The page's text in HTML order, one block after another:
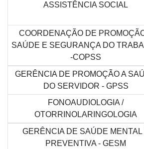
ASSISTÊNCIA SOCIAL
COORDENAÇÃO DE
SAÚDE E SEGURANÇA DO
-COPSS
GERÊNCIA DE PROMOÇÃO A
DO SERVIDOR - GPSS
FONOAUDIOLOGIA /
OTORRINOLARINGOLOGIA
GERÊNCIA DE SAÚDE MENTAL
PREVENTIVA - GESM